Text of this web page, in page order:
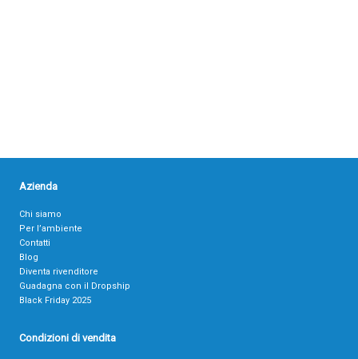
Azienda
Chi siamo
Per l’ambiente
Contatti
Blog
Diventa rivenditore
Guadagna con il Dropship
Black Friday 2025
Condizioni di vendita